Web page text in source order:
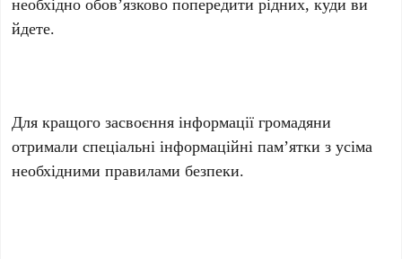
йдете.
Для кращого засвоєння інформації громадяни
отримали спеціальні інформаційні пам’ятки з усіма
необхідними правилами безпеки.